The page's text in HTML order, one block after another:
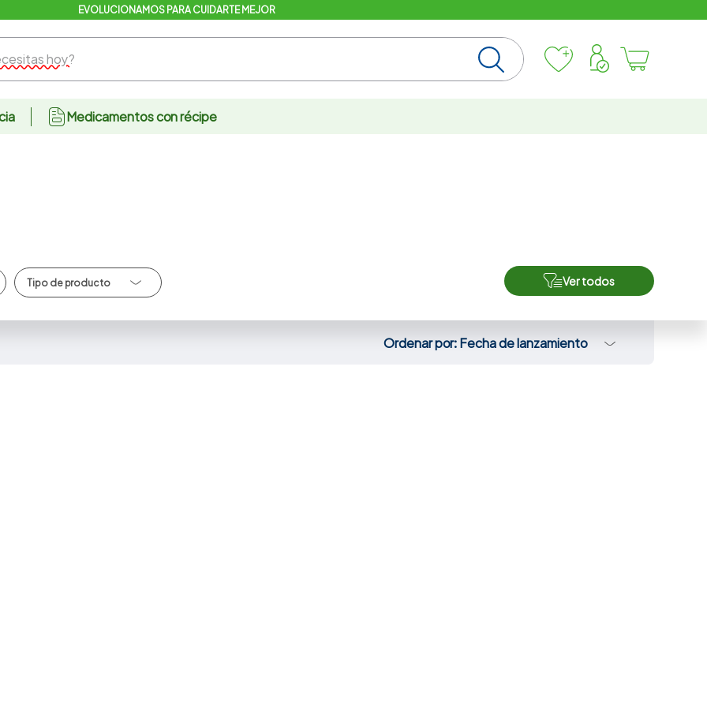
EVOLUCIONAMOS PARA CUIDARTE MEJOR
hoy?
Medicamentos con récipe
Ver todos
Ordenar por Fecha de lanzamiento